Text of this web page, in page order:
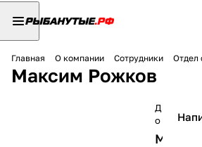
Главная О компании Сотрудники Отдел
Максим Рожков
Д
о
лМ